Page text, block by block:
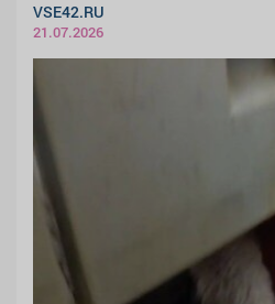
VSE42.RU
21.07.2026